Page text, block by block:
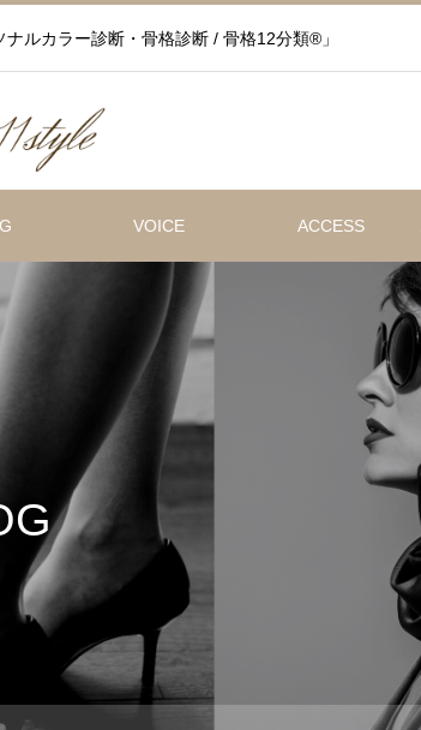
ルカラー診断・骨格診断 / 骨格12分類®」
VOICE ACCESS